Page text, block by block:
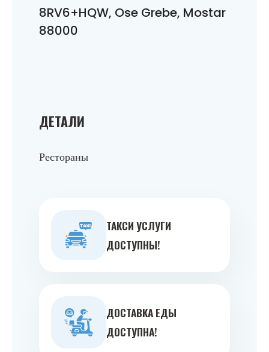
ДЕТАЛИ
Рестораны
ТАКСИ УСЛУГИ
ДОСТУПНЫ!
ДОСТАВКА ЕДЫ
ДОСТУПНА!
8RV6+HQW, Ose Grebe, Mostar
88000